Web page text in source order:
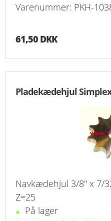
Varenummer: PKH-
61,50 DKK
Pladekædehjul Simplex
Navkædehjul 3/8" x 7/
Z=25
På lager